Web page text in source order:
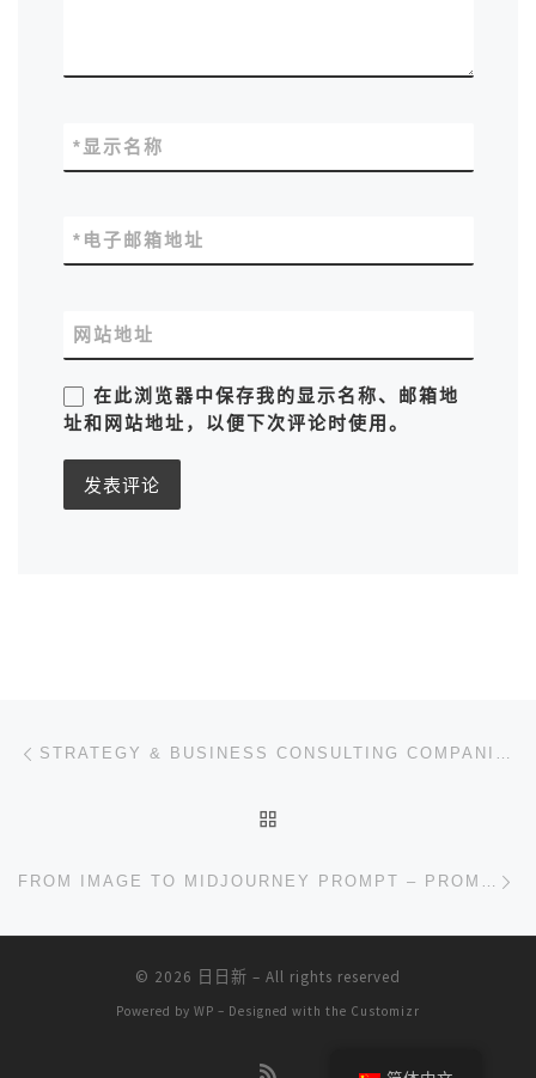
显示名称
*
电子邮箱地址
*
网站地址
在此浏览器中保存我的显示名称、邮箱地
址和网站地址，以便下次评论时使用。
文章导航 STRATEGY & BUSINESS CONSULTING COMPANION
FROM IMAGE TO MIDJOURNEY PROMPT – PROMPTGORILLAS
© 2026 日日新 – All rights reserved
Powered by WP – Designed with the Customizr